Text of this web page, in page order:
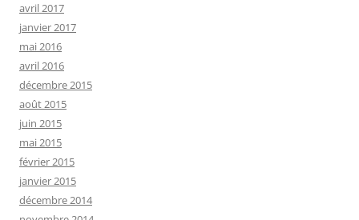
avril 2017
janvier 2017
mai 2016
avril 2016
décembre 2015
août 2015
juin 2015
mai 2015
février 2015
janvier 2015
décembre 2014